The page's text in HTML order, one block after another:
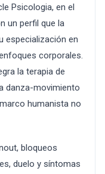
Psicologia, en el
un perfil que la
especialización en
corporales.
la terapia de
danza-movimiento
humanista no
bloqueos
duelo y síntomas